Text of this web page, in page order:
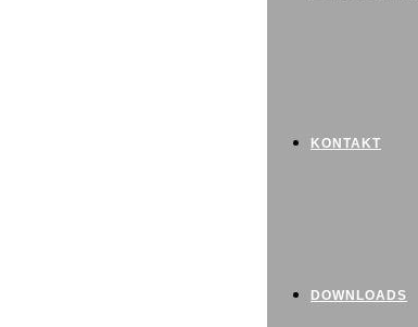
KONTAKT
DOWNLOADS